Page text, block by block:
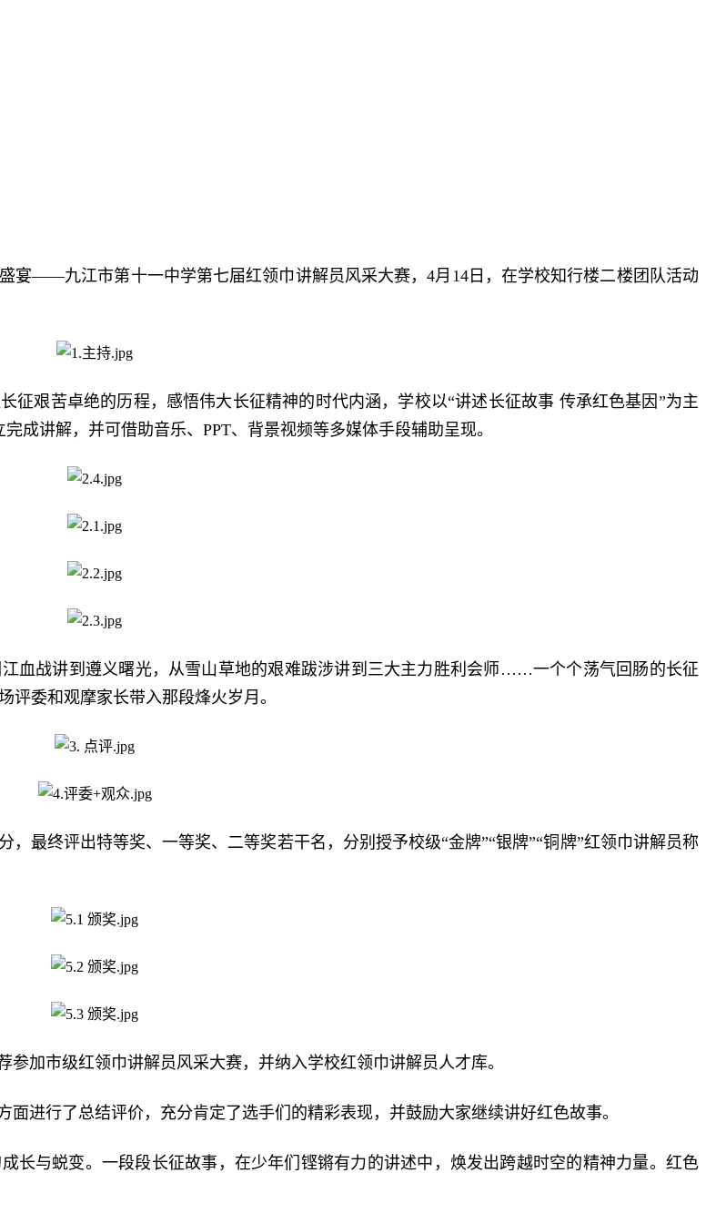
宴——九江市第十一中学第七届红领巾讲解员风采大赛，4月14日，在学校知行楼二楼团队活动
征艰苦卓绝的历程，感悟伟大长征精神的时代内涵，学校以“讲述长征故事 传承红色基因”为主
成讲解，并可借助音乐、PPT、背景视频等多媒体手段辅助呈现。
血战讲到遵义曙光，从雪山草地的艰难跋涉讲到三大主力胜利会师……一个个荡气回肠的长征
委和观摩家长带入那段烽火岁月。
最终评出特等奖、一等奖、二等奖若干名，分别授予校级“金牌”“银牌”“铜牌”红领巾讲解员称
加市级红领巾讲解员风采大赛，并纳入学校红领巾讲解员人才库。
进行了总结评价，充分肯定了选手们的精彩表现，并鼓励大家继续讲好红色故事。
长与蜕变。一段段长征故事，在少年们铿锵有力的讲述中，焕发出跨越时空的精神力量。红色